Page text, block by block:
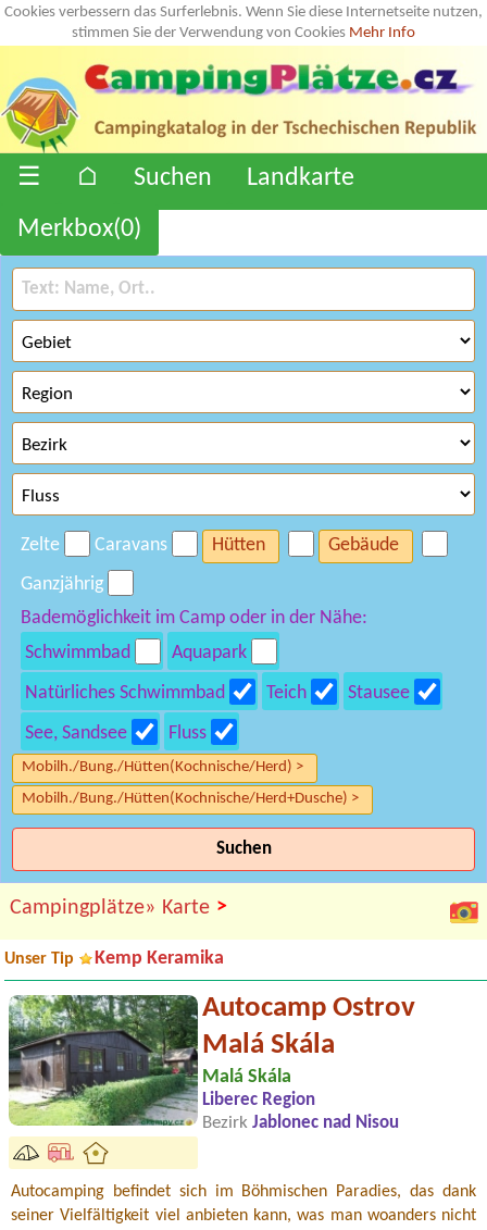
Cookies verbessern das Surferlebnis. Wenn Sie diese Internetseite nutzen,
stimmen Sie der Verwendung von Cookies Mehr Info
☰ ⌂ Suchen
Landkarte
Merkbox(0)
Zelte Caravans Hütten
Gebäude
Ganzjährig
Bademöglichkeit im Camp oder in der Nähe:
Schwimmbad
Aquapark
Natürliches Schwimmbad
Teich
Stausee
See, Sandsee
Fluss
Mobilh./Bung./Hütten(Kochnische/Herd) >
Mobilh./Bung./Hütten(Kochnische/Herd+Dusche) >
Suchen
Campingplätze» Karte >
Unser Tip Kemp Keramika
Autocamp Ostrov
Malá Skála
Malá Skála
Liberec Region
Bezirk Jablonec nad Nisou
Autocamping befindet sich im Böhmischen Paradies, das dank
seiner Vielfältigkeit viel anbieten kann, was man woanders nicht